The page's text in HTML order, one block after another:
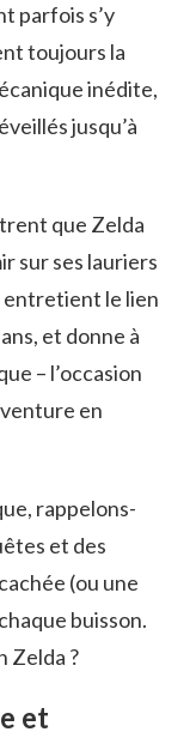
parfois s’y
toujours la
inédite,
jusqu’à
que Zelda
sur ses lauriers
entretient le lien
et donne à
– l’occasion
en
rappelons-
et des
(ou une
buisson.
Zelda ?
et